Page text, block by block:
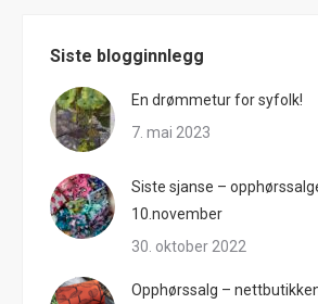
Siste blogginnlegg
En drømmetur for syfolk!
7. mai 2023
Siste sjanse –
10.november
30. oktober 2022
Opphørssalg –